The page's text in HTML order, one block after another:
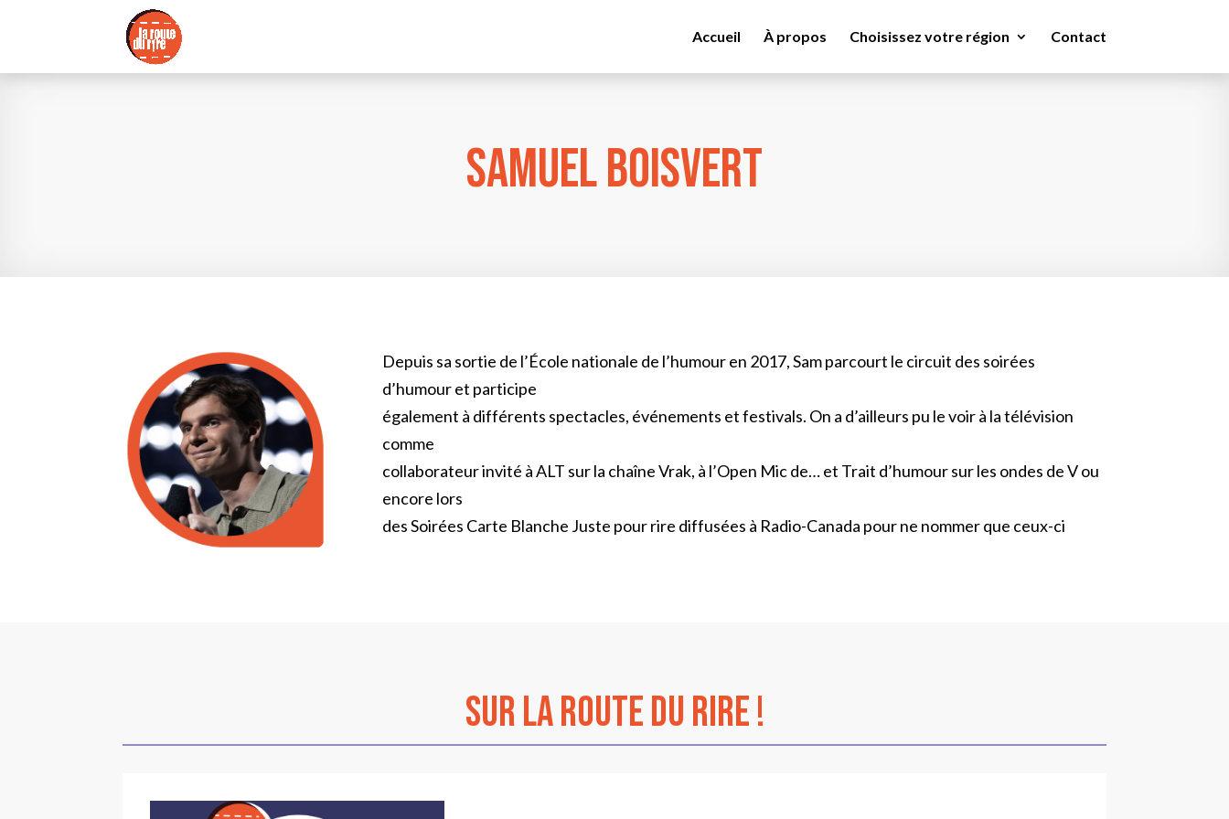
Accueil À propos Choisissez votre région Contact
Samuel Boisvert
Depuis sa sortie de l’École nationale de l’humour en 2017, Sam parcourt le circuit des soirées
d’humour et participe
également à différents spectacles, événements et festivals. On a d’ailleurs pu le voir à la télévision
comme
collaborateur invité à ALT sur la chaîne Vrak, à l’Open Mic de… et Trait d’humour sur les ondes de V ou
encore lors
des Soirées Carte Blanche Juste pour rire diffusées à Radio-Canada pour ne nommer que ceux-ci
sur La Route du Rire !